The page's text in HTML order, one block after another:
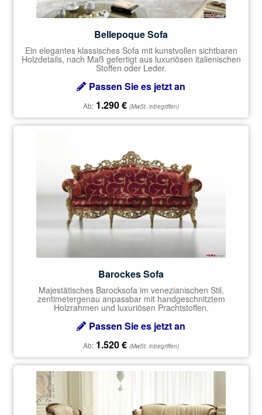
Bellepoque Sofa
Ein elegantes klassisches Sofa mit kunstvollen sichtbaren
Holzdetails, nach Maß gefertigt aus luxuriösen italienischen
Stoffen oder Leder.
Passen Sie es jetzt an
Ab: 1.290€ (MwSt. inbegriffen)
Barockes Sofa
Majestätisches Barocksofa im venezianischen Stil,
zentimetergenau anpassbar mit handgeschnitztem
Holzrahmen und luxuriösen Prachtstoffen.
Passen Sie es jetzt an
Ab: 1.520€ (MwSt. inbegriffen)